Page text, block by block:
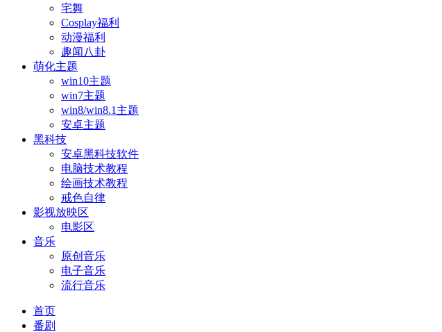
宅舞
Cosplay福利
动漫福利
趣闻八卦
萌化主题
win10主题
win7主题
win8/win8.1主题
安卓主题
黑科技
安卓黑科技软件
电脑技术教程
绘画技术教程
戒色自律
影视放映区
电影区
音乐
原创音乐
电子音乐
流行音乐
首页
番剧